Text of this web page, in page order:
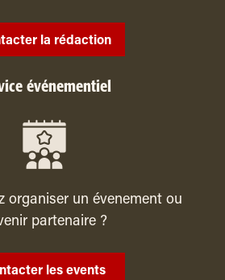
la rédaction
événementiel
organiser un évenement ou
partenaire ?
les events